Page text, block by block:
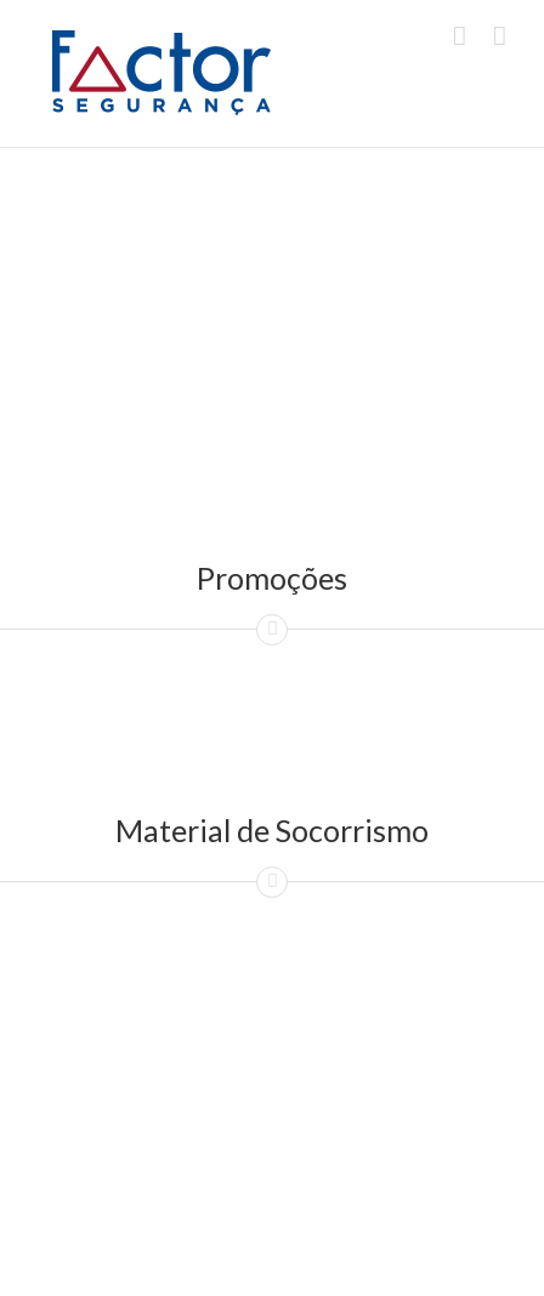
Promoções
Material de Socorrismo